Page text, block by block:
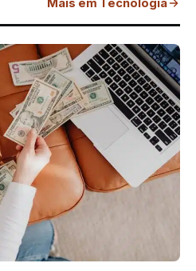
Mais em Tecnologia